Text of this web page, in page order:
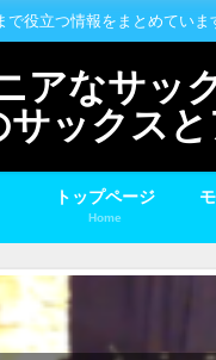
で役立つ情報をまとめていま
アなサ
ックスと
トップページ
Home